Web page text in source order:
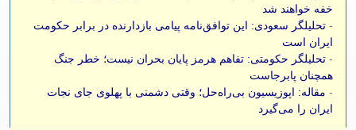
خفه خواهند شد
- تحلیلگر سعودی: این توافق‌نامه پیامی بازدارنده در برابر حکومت
ایران است
- تحلیلگر حکومتی: تفاهم هرمز پایان بحران نیست؛ خطر جنگ
همچنان پابرجاست
- مقاله: اپوزیسیون بی‌راه‌حل؛ وقتی دشمنی با پهلوی جای نجات
ایران را می‌گیرد